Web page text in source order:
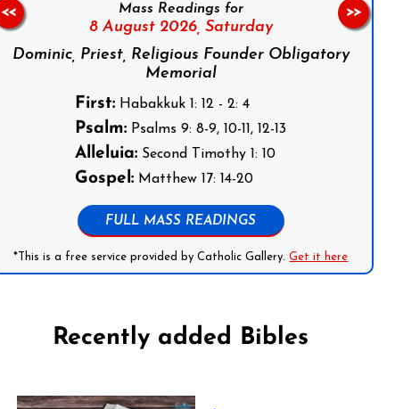
Mass Readings for
8 August 2026, Saturday
Dominic, Priest, Religious Founder Obligatory
Memorial
First: Habakkuk 1: 12 - 2: 4
Psalm: Psalms 9: 8-9, 10-11, 12-13
Alleluia: Second Timothy 1: 10
Gospel: Matthew 17: 14-20
FULL MASS READINGS
*This is a free service provided by Catholic Gallery.Get it here
<< >>
Recently added Bibles